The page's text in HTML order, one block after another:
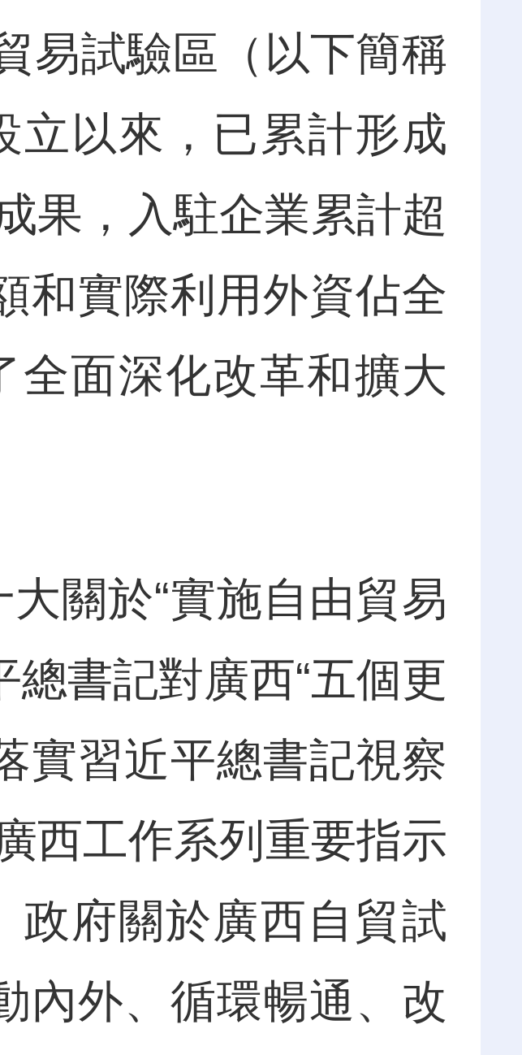
易試驗區（以下簡稱
立以來，已累計形成
果，入駐企業累計超
和實際利用外資佔全
全面深化改革和擴大
關於“實施自由貿易
書記對廣西“五個更
實習近平總書記視察
西工作系列重要指示
政府關於廣西自貿試
內外、循環暢通、改